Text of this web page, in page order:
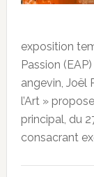
exposition
Passion
angevin, Joël
l’Art »
principal, du
consacrant